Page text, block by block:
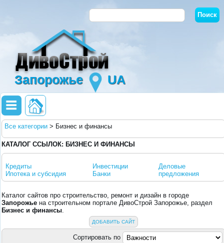
Запорожье UA
Все категории > Бизнес и финансы
КАТАЛОГ ССЫЛОК: БИЗНЕС И ФИНАНСЫ
Кредиты
Ипотека и субсидия
Инвестиции
Банки
Деловые
предложения
Каталог сайтов про строительство, ремонт и дизайн в городе
Запорожье на строительном портале ДивоСтрой Запорожье, раздел
Бизнес и финансы.
ДОБАВИТЬ САЙТ
Сортировать по